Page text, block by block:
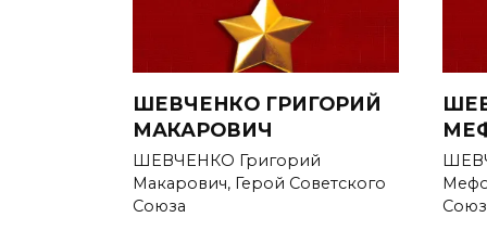
ШЕВЧЕНКО ГРИГОРИЙ
МАКАРОВИЧ
ШЕВЧЕНКО Григорий
Макарович, Герой Советского
Союза